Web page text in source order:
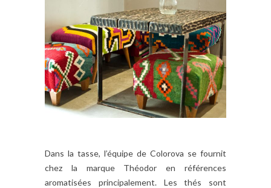
Dans la tasse, l’équipe de Colorova se fournit
chez la marque Théodor en références
aromatisées principalement. Les thés sont